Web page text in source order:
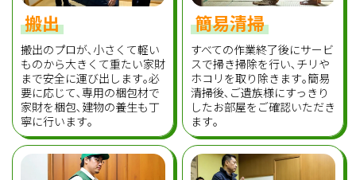
搬出
搬出のプロが､小さくて軽い
ものから大きくて重たい家財
まで安全に運び出します｡必
要に応じて､専用の梱包材で
家財を梱包､建物の養生も丁
寧に行います｡
簡易清掃
すべての作業終了後にサービ
スで掃き掃除を行い､チリや
ホコリを取り除きます｡簡易
清掃後､ご遺族様にすっきり
したお部屋をご確認いただき
ます｡